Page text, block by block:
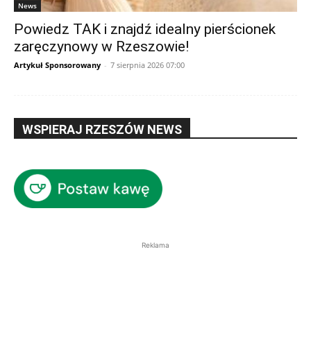
News
Powiedz TAK i znajdź idealny pierścionek
zaręczynowy w Rzeszowie!
Artykuł Sponsorowany - 7 sierpnia 2026 07:00
WSPIERAJ RZESZÓW NEWS
Reklama